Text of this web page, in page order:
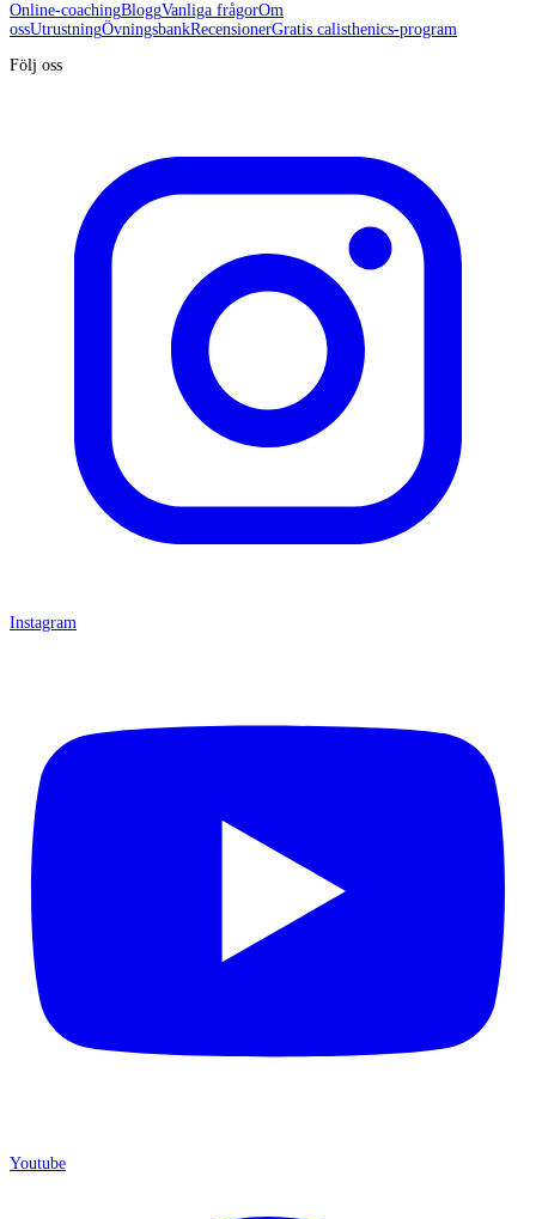
Online-coachingBloggVanliga frågorOm
ossUtrustningÖvningsbankRecensionerGratis calisthenics-program
Följ oss
Instagram
Youtube